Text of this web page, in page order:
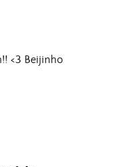
<3 Beijinho